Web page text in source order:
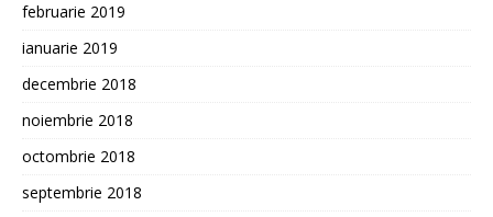
februarie 2019
ianuarie 2019
decembrie 2018
noiembrie 2018
octombrie 2018
septembrie 2018